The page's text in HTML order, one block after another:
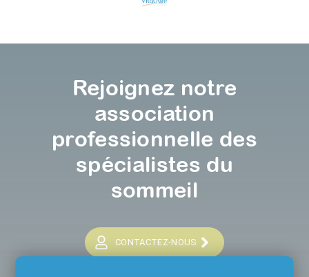
Rejoignez notre
association
professionnelle des
spécialistes du
sommeil
CONTACTEZ-NOUS